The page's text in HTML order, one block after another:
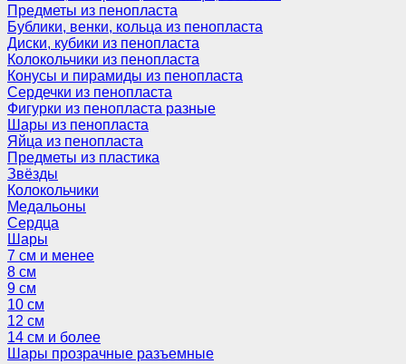
Предметы из пенопласта
Бублики, венки, кольца из пенопласта
Диски, кубики из пенопласта
Колокольчики из пенопласта
Конусы и пирамиды из пенопласта
Сердечки из пенопласта
Фигурки из пенопласта разные
Шары из пенопласта
Яйца из пенопласта
Предметы из пластика
Звёзды
Колокольчики
Медальоны
Сердца
Шары
7 см и менее
8 см
9 см
10 см
12 см
14 см и более
Шары прозрачные разъемные